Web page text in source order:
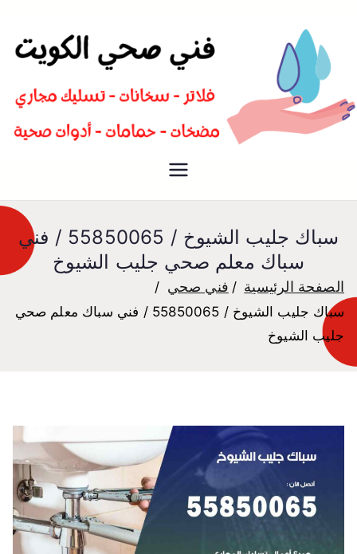
سباك صحي تسليك مجاري افضل
سباك جليب الشيوخ / 55850065 / فني
سباك معلم صحي جليب الشيوخ
الصفحة الرئيسية فني صحي
سباك جليب الشيوخ / 55850065 / فني سباك معلم صحي
جليب الشيوخ